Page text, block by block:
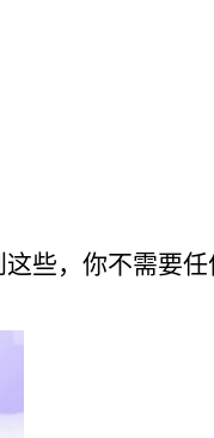
些，你不需要任